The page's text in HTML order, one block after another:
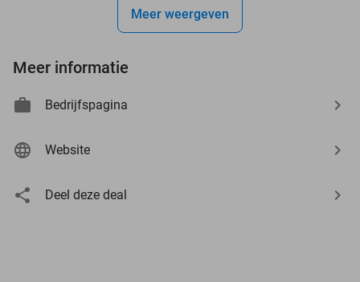
Meer weergeven
Meer informatie
Bedrijfspagina
Website
Deel deze deal